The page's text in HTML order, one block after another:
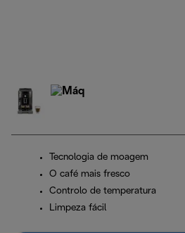
Tecnologia de moagem
O café mais fresco
Controlo de temperatura
Limpeza fácil